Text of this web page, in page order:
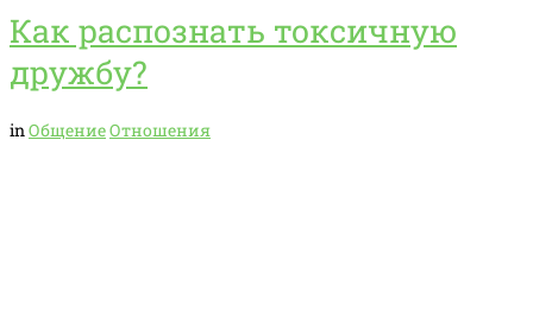
Как распознать токсичную
дружбу?
inОбщениеОтношения